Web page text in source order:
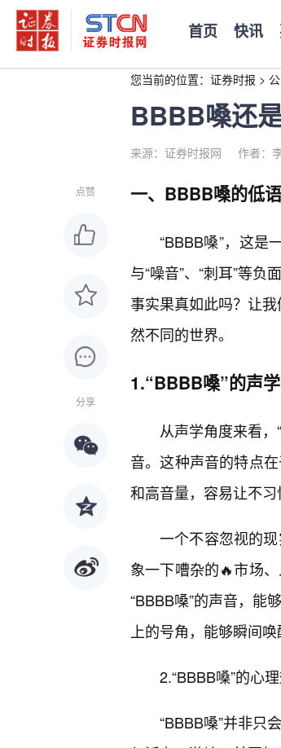
首页 快讯
您当前的位置： 证券时报 >
BBBB嗓还
来源：证券时报网 作者：
点赞
分享
一、BBBB嗓的低
“BBBB嗓”，这是
与“噪音”、“刺耳”等
事实果真如此吗？让
然不同的世界。
1.“BBBB嗓”的声
从声学角度来看
音。这种声音的特点
和高音量，容易让不习
一个不容忽视的
象一下嘈杂的🔥市场
“BBBB嗓”的声音，能
上的号角，能够瞬间
2.“BBBB嗓”的心
“BBBB嗓”并非只